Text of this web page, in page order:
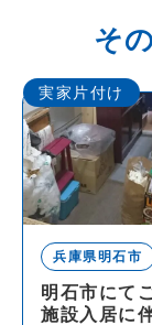
そ
実家片付け
兵庫県明石市
明石市にて
施設入居に